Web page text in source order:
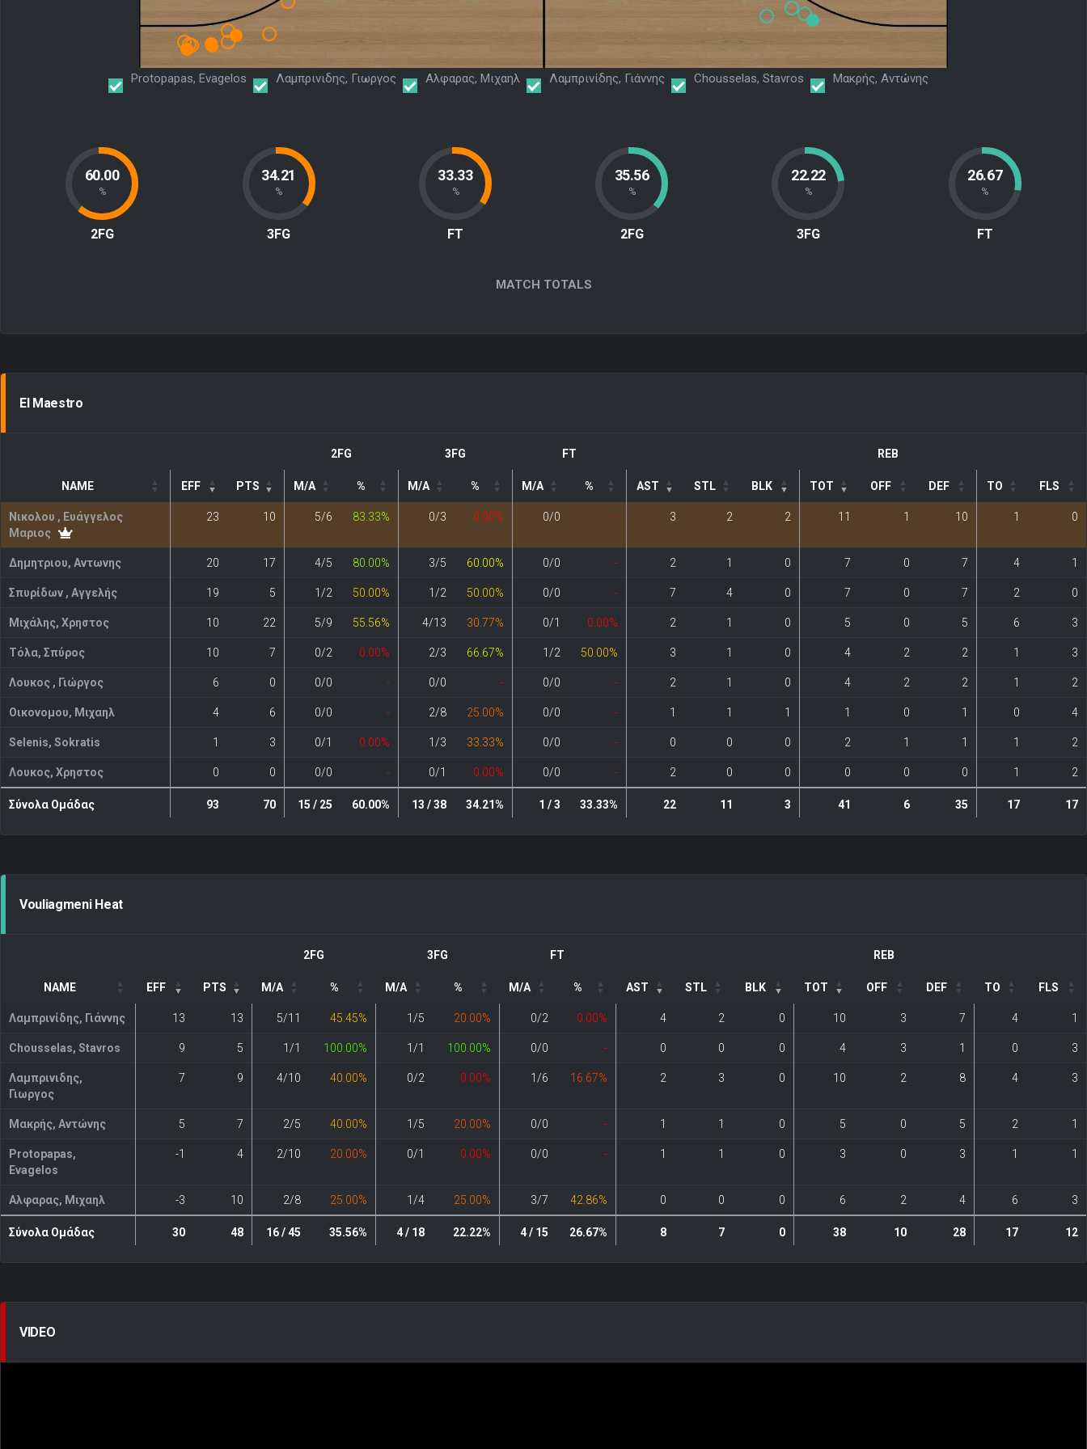
Protopapas, Evagelos Λαμπρινιδης, Γιωργος Αλφαρας, Μιχαηλ Λαμπρινίδης, Γιάννης Chousselas, Stavros Μακρής, Αντώνης
60.00
%
2FG
34.21
%
3FG
33.33
%
FT
35.56
%
2FG
22.22
%
3FG
26.67
%
FT
MATCH TOTALS
El Maestro
2FG 3FG FT REB
NAME EFF PTS M/A % M/A % M/A % AST STL BLK TOT OFF DEF TO FLS
Νικολου , Ευάγγελος
Μαριος
23 10 5/6 83.33% 0/3 0.00% 0/0 - 3 2 2 11 1 10 1 0
Δημητριου, Αντωνης 20 17 4/5 80.00% 3/5 60.00% 0/0 - 2 1 0 7 0 7 4 1
Σπυρίδων , Αγγελής 19 5 1/2 50.00% 1/2 50.00% 0/0 - 7 4 0 7 0 7 2 0
Μιχάλης, Χρηστος 10 22 5/9 55.56% 4/13 30.77% 0/1 0.00% 2 1 0 5 0 5 6 3
Τόλα, Σπύρος 10 7 0/2 0.00% 2/3 66.67% 1/2 50.00% 3 1 0 4 2 2 1 3
Λουκος , Γιώργος 6 0 0/0 - 0/0 - 0/0 - 2 1 0 4 2 2 1 2
Οικονομου, Μιχαηλ 4 6 0/0 - 2/8 25.00% 0/0 - 1 1 1 1 0 1 0 4
Selenis, Sokratis 1 3 0/1 0.00% 1/3 33.33% 0/0 - 0 0 0 2 1 1 1 2
Λουκος, Χρηστος 0 0 0/0 - 0/1 0.00% 0/0 - 2 0 0 0 0 0 1 2
Σύνολα Ομάδας 93 70 15 / 25 60.00% 13 / 38 34.21% 1 / 3 33.33% 22 11 3 41 6 35 17 17
Vouliagmeni Heat
2FG 3FG FT REB
NAME EFF PTS M/A % M/A % M/A % AST STL BLK TOT OFF DEF TO FLS
Λαμπρινίδης, Γιάννης 13 13 5/11 45.45% 1/5 20.00% 0/2 0.00% 4 2 0 10 3 7 4 1
Chousselas, Stavros 9 5 1/1 100.00% 1/1 100.00% 0/0 - 0 0 0 4 3 1 0 3
Λαμπρινιδης,
Γιωργος
7 9 4/10 40.00% 0/2 0.00% 1/6 16.67% 2 3 0 10 2 8 4 3
Μακρής, Αντώνης 5 7 2/5 40.00% 1/5 20.00% 0/0 - 1 1 0 5 0 5 2 1
Protopapas,
Evagelos
-1 4 2/10 20.00% 0/1 0.00% 0/0 - 1 1 0 3 0 3 1 1
Αλφαρας, Μιχαηλ -3 10 2/8 25.00% 1/4 25.00% 3/7 42.86% 0 0 0 6 2 4 6 3
Σύνολα Ομάδας 30 48 16 / 45 35.56% 4 / 18 22.22% 4 / 15 26.67% 8 7 0 38 10 28 17 12
VIDEO